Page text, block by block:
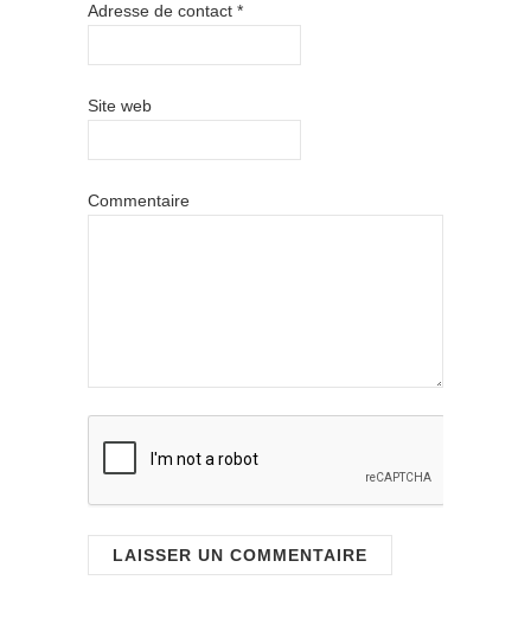
Adresse de contact *
Site web
Commentaire